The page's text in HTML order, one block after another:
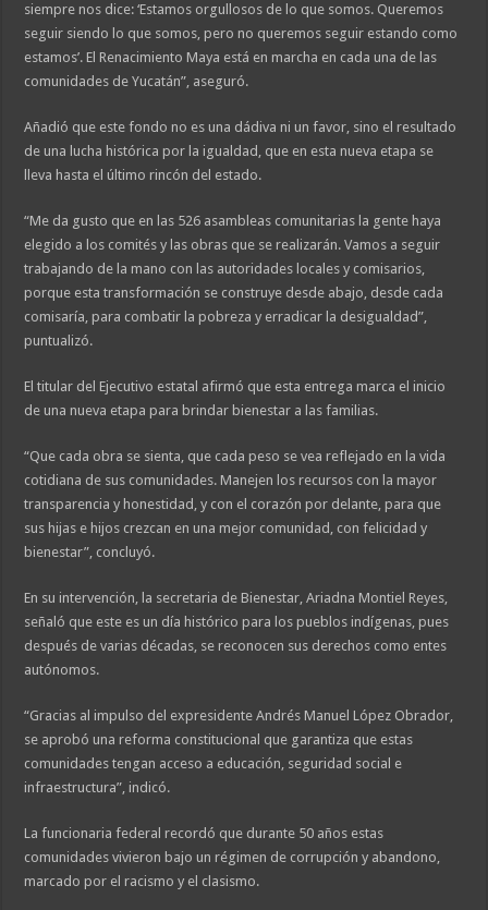
siempre nos dice: ‘Estamos orgullosos de lo que somos. Queremos
seguir siendo lo que somos, pero no queremos seguir estando como
estamos’. El Renacimiento Maya está en marcha en cada una de las
comunidades de Yucatán”, aseguró.
Añadió que este fondo no es una dádiva ni un favor, sino el resultado
de una lucha histórica por la igualdad, que en esta nueva etapa se
lleva hasta el último rincón del estado.
“Me da gusto que en las 526 asambleas comunitarias la gente haya
elegido a los comités y las obras que se realizarán. Vamos a seguir
trabajando de la mano con las autoridades locales y comisarios,
porque esta transformación se construye desde abajo, desde cada
comisaría, para combatir la pobreza y erradicar la desigualdad”,
puntualizó.
El titular del Ejecutivo estatal afirmó que esta entrega marca el inicio
de una nueva etapa para brindar bienestar a las familias.
“Que cada obra se sienta, que cada peso se vea reflejado en la vida
cotidiana de sus comunidades. Manejen los recursos con la mayor
transparencia y honestidad, y con el corazón por delante, para que
sus hijas e hijos crezcan en una mejor comunidad, con felicidad y
bienestar”, concluyó.
En su intervención, la secretaria de Bienestar, Ariadna Montiel Reyes,
señaló que este es un día histórico para los pueblos indígenas, pues
después de varias décadas, se reconocen sus derechos como entes
autónomos.
“Gracias al impulso del expresidente Andrés Manuel López Obrador,
se aprobó una reforma constitucional que garantiza que estas
comunidades tengan acceso a educación, seguridad social e
infraestructura”, indicó.
La funcionaria federal recordó que durante 50 años estas
comunidades vivieron bajo un régimen de corrupción y abandono,
marcado por el racismo y el clasismo.